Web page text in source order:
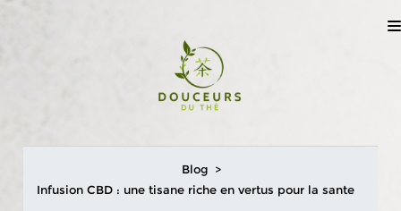
Blog
Infusion CBD : une tisane riche en vertus pour la sante